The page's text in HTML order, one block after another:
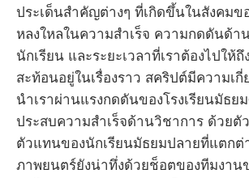
ประเด็นสำคัญต่างๆ ที่เกิดขึ้นในสังคมข
หลงใหลในความสำเร็จ ความกดดันด้า
นักเรียน และระยะเวลาที่เราต้องไปให้
สะท้อนอยู่ในเรื่องราว สคริปต์มีความเ
นำเราผ่านแรงกดดันของโรงเรียนมัธย
ประสบความสำเร็จด้านวิชาการ ด้วยตั
ตัวแทนของนักเรียนมัธยมปลายที่แตกต่
ภาพยนตร์ยังน่าทึ่งด้วยช็อตของทีมงาน